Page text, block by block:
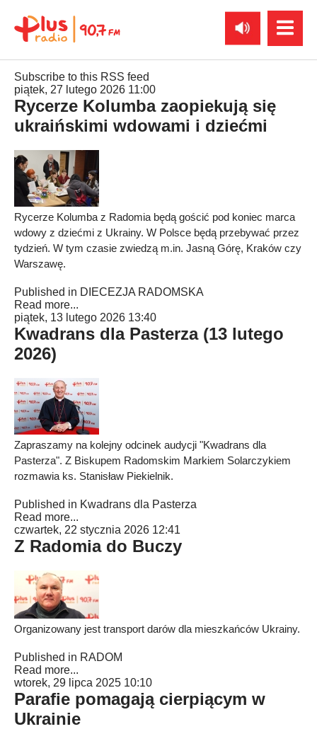
Subscribe to this RSS feed
piątek, 27 lutego 2026 11:00
Rycerze Kolumba zaopiekują się
ukraińskimi wdowami i dziećmi
Rycerze Kolumba z Radomia będą gościć pod koniec marca
wdowy z dziećmi z Ukrainy. W Polsce będą przebywać przez
tydzień. W tym czasie zwiedzą m.in. Jasną Górę, Kraków czy
Warszawę.
Published in DIECEZJA RADOMSKA
Read more...
piątek, 13 lutego 2026 13:40
Kwadrans dla Pasterza (13 lutego
2026)
Zapraszamy na kolejny odcinek audycji "Kwadrans dla
Pasterza". Z Biskupem Radomskim Markiem Solarczykiem
rozmawia ks. Stanisław Piekielnik.
Published in Kwadrans dla Pasterza
Read more...
czwartek, 22 stycznia 2026 12:41
Z Radomia do Buczy
Organizowany jest transport darów dla mieszkańców Ukrainy.
Published in RADOM
Read more...
wtorek, 29 lipca 2025 10:10
Parafie pomagają cierpiącym w
Ukrainie